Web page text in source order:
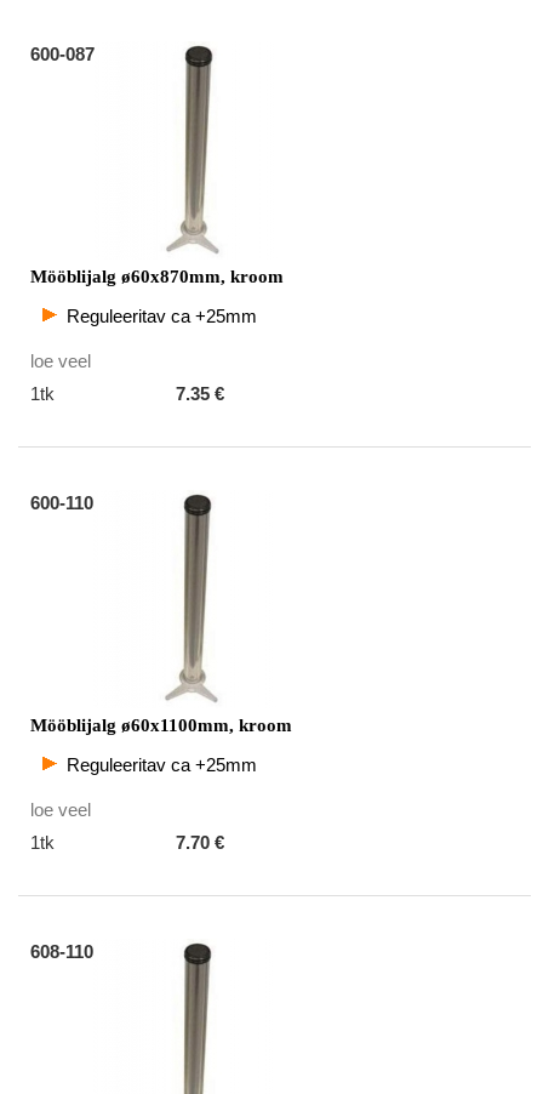
600-087
Mööblijalg ø60x870mm, kroom
Reguleeritav ca +25mm
loe veel
1tk
7.35 €
600-110
Mööblijalg ø60x1100mm, kroom
Reguleeritav ca +25mm
loe veel
1tk
7.70 €
608-110